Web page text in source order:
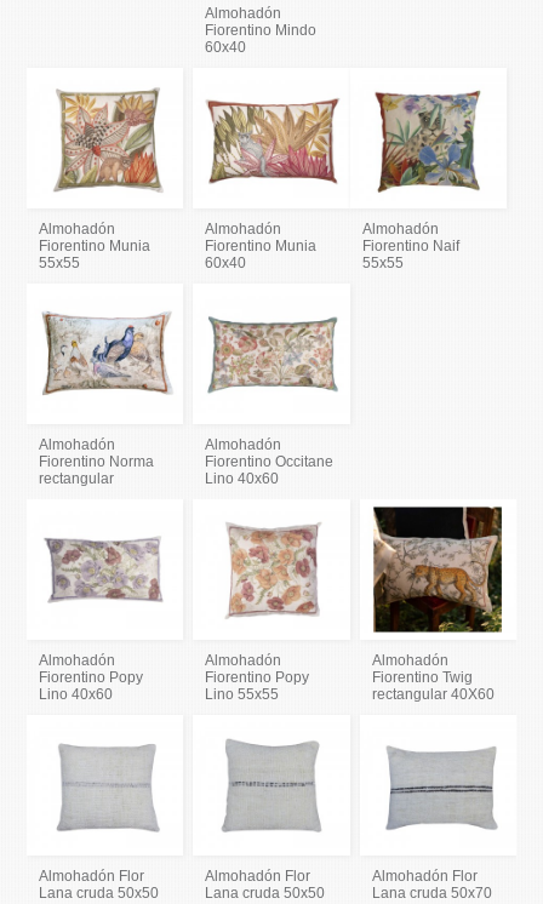
Almohadón
Fiorentino Mindo
60x40
Almohadón
Fiorentino Munia
55x55
Almohadón
Fiorentino Munia
60x40
Almohadón
Fiorentino Naif
55x55
Almohadón
Fiorentino Norma
rectangular
Almohadón
Fiorentino Occitane
Lino 40x60
Almohadón
Fiorentino Popy
Lino 40x60
Almohadón
Fiorentino Popy
Lino 55x55
Almohadón
Fiorentino Twig
rectangular 40X60
Almohadón Flor
Lana cruda 50x50
Almohadón Flor
Lana cruda 50x50
Almohadón Flor
Lana cruda 50x70